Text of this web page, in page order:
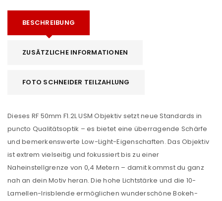
BESCHREIBUNG
ZUSÄTZLICHE INFORMATIONEN
FOTO SCHNEIDER TEILZAHLUNG
Dieses RF 50mm F1.2L USM Objektiv setzt neue Standards in
puncto Qualitätsoptik – es bietet eine überragende Schärfe
und bemerkenswerte Low-Light-Eigenschaften. Das Objektiv
ist extrem vielseitig und fokussiert bis zu einer
Naheinstellgrenze von 0,4 Metern – damit kommst du ganz
nah an dein Motiv heran. Die hohe Lichtstärke und die 10-
Lamellen-Irisblende ermöglichen wunderschöne Bokeh-